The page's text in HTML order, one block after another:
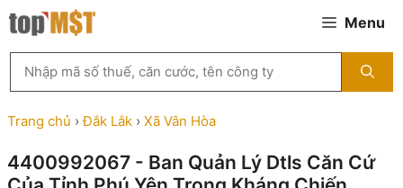
Chuyển
đến
Menu
kiếm
MST
theo
tên
ty,
Trang chủ ›Đắk Lắk › Xã Vân Hòa
4400992067 - Ban Quản Lý Dtls Căn Cứ